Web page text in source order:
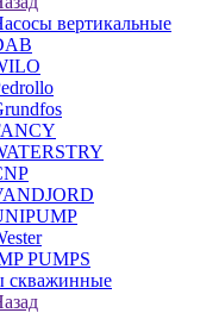
вертикальные
PUMPS
скважинные